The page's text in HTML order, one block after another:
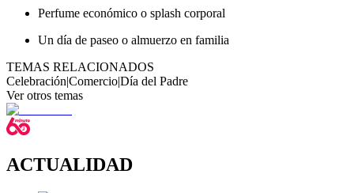
Perfume económico o splash corporal
Un día de paseo o almuerzo en familia
TEMAS RELACIONADOS
Celebración|Comercio|Día del Padre
Ver otros temas
ACTUALIDAD